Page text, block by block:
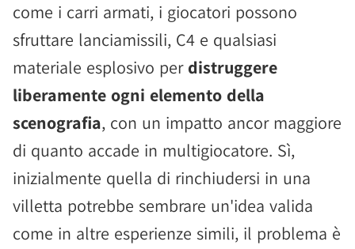
come i carri armati, i giocatori possono
sfruttare lanciamissili, C4 e qualsiasi
materiale esplosivo per distruggere
liberamente ogni elemento della
scenografia, con un impatto ancor maggiore
di quanto accade in multigiocatore. Sì,
inizialmente quella di rinchiudersi in una
villetta potrebbe sembrare un'idea valida
come in altre esperienze simili, il problema è